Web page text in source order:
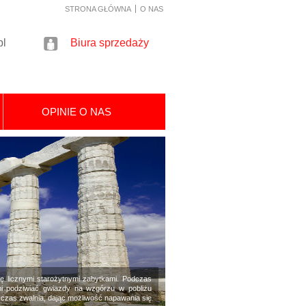
STRONA GŁÓWNA O NAS
Biura sprzedaży
OPINIE O NAS
licznymi starożytnymi zabytkami. Podczas
podziwiać gwiazdy na wzgórzu w pobliżu
zwalnia, dając możliwość napawania się